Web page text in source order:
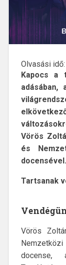
Olvasási idő:
Kapocs a
adásában,
Vörös
és
docensével.
Tartsanak
Vörös